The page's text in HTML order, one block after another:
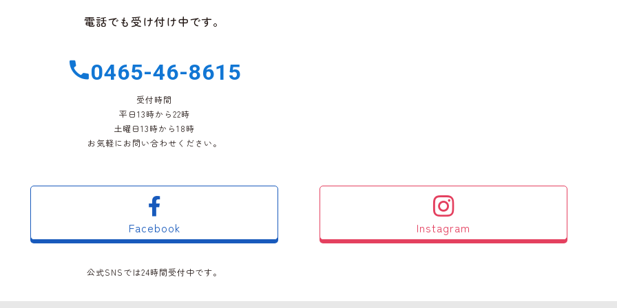
電話でも受け付け中です。
0465-46-8615
受付時間
平日13時から22時
土曜日13時から18時
お気軽にお問い合わせください。
Facebook Instagram
公式SNSでは24時間受付中です。